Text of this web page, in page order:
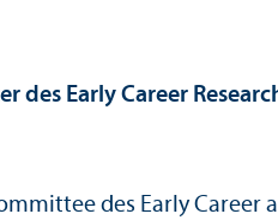
Early Career
des Early Career